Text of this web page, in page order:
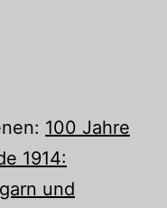
100 Jahre
1914:
und